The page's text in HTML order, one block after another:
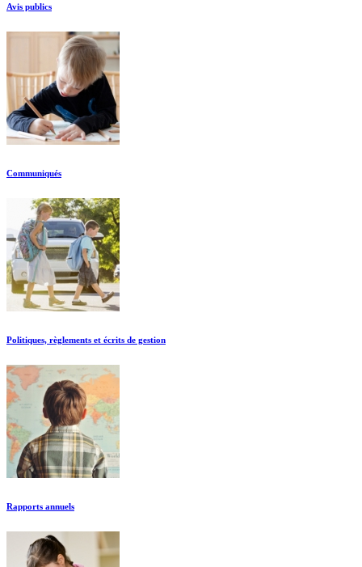
Avis publics
Communiqués
Politiques, règlements et écrits de gestion
Rapports annuels